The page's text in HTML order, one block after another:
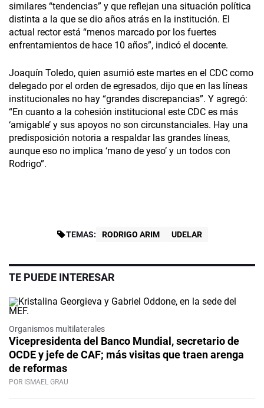
similares “tendencias” y que reflejan una situación política
distinta a la que se dio años atrás en la institución. El
actual rector está “menos marcado por los fuertes
enfrentamientos de hace 10 años”, indicó el docente.
Joaquín Toledo, quien asumió este martes en el CDC como
delegado por el orden de egresados, dijo que en las líneas
institucionales no hay “grandes discrepancias”. Y agregó:
“En cuanto a la cohesión institucional este CDC es más
‘amigable’ y sus apoyos no son circunstanciales. Hay una
predisposición notoria a respaldar las grandes líneas,
aunque eso no implica ‘mano de yeso’ y un todos con
Rodrigo”.
TEMAS: RODRIGO ARIM UDELAR
TE PUEDE INTERESAR
Organismos multilaterales
Vicepresidenta del Banco Mundial, secretario de
OCDE y jefe de CAF; más visitas que traen arenga
de reformas
POR ISMAEL GRAU